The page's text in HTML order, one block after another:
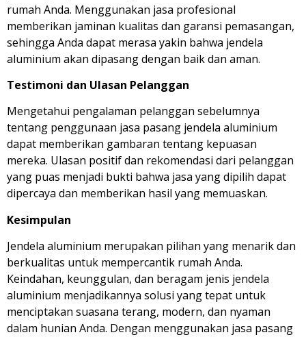
rumah Anda. Menggunakan jasa profesional
memberikan jaminan kualitas dan garansi pemasangan,
sehingga Anda dapat merasa yakin bahwa jendela
aluminium akan dipasang dengan baik dan aman.
Testimoni dan Ulasan Pelanggan
Mengetahui pengalaman pelanggan sebelumnya
tentang penggunaan jasa pasang jendela aluminium
dapat memberikan gambaran tentang kepuasan
mereka. Ulasan positif dan rekomendasi dari pelanggan
yang puas menjadi bukti bahwa jasa yang dipilih dapat
dipercaya dan memberikan hasil yang memuaskan.
Kesimpulan
Jendela aluminium merupakan pilihan yang menarik dan
berkualitas untuk mempercantik rumah Anda.
Keindahan, keunggulan, dan beragam jenis jendela
aluminium menjadikannya solusi yang tepat untuk
menciptakan suasana terang, modern, dan nyaman
dalam hunian Anda. Dengan menggunakan jasa pasang